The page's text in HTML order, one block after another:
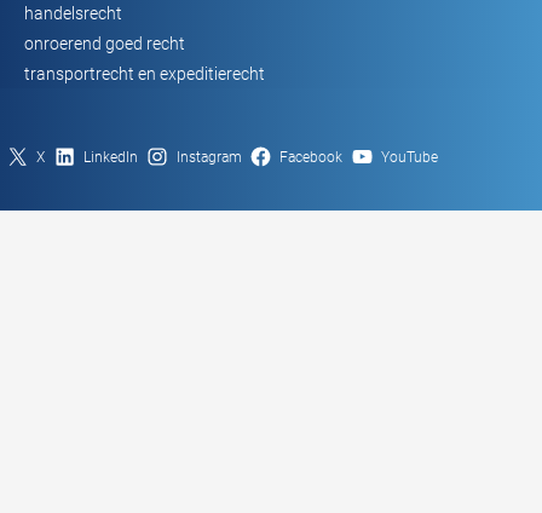
handelsrecht
onroerend goed recht
transportrecht en expeditierecht
X LinkedIn Instagram Facebook YouTube